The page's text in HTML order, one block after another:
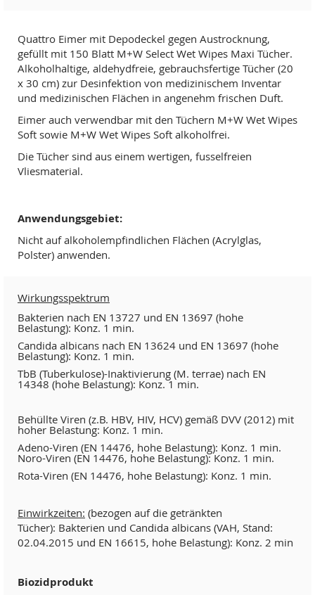
Quattro Eimer mit Depodeckel gegen Austrocknung,
gefüllt mit 150 Blatt M+W Select Wet Wipes Maxi Tücher.
Alkoholhaltige, aldehydfreie, gebrauchsfertige Tücher (20
x 30 cm) zur Desinfektion von medizinischem Inventar
und medizinischen Flächen in angenehm frischen Duft.
Eimer auch verwendbar mit den Tüchern M+W Wet Wipes
Soft sowie M+W Wet Wipes Soft alkoholfrei.
Die Tücher sind aus einem wertigen, fusselfreien
Vliesmaterial.
Anwendungsgebiet:
Nicht auf alkoholempfindlichen Flächen (Acrylglas,
Polster) anwenden.
Wirkungsspektrum
Bakterien nach EN 13727 und EN 13697 (hohe
Belastung): Konz. 1 min.
Candida albicans nach EN 13624 und EN 13697 (hohe
Belastung): Konz. 1 min.
TbB (Tuberkulose)-Inaktivierung (M. terrae) nach EN
14348 (hohe Belastung): Konz. 1 min.
Behüllte Viren (z.B. HBV, HIV, HCV) gemäß DVV (2012) mit
hoher Belastung: Konz. 1 min.
Adeno-Viren (EN 14476, hohe Belastung): Konz. 1 min.
Noro-Viren (EN 14476, hohe Belastung): Konz. 1 min.
Rota-Viren (EN 14476, hohe Belastung): Konz. 1 min.
Einwirkzeiten: (bezogen auf die getränkten
Tücher): Bakterien und Candida albicans (VAH, Stand:
02.04.2015 und EN 16615, hohe Belastung): Konz. 2 min
Biozidprodukt